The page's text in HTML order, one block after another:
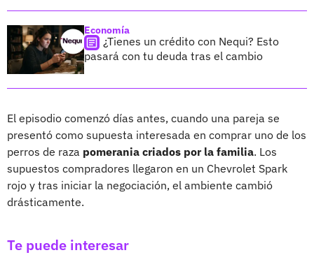
Economía
¿Tienes un crédito con Nequi? Esto
pasará con tu deuda tras el cambio
El episodio comenzó días antes, cuando una pareja se
presentó como supuesta interesada en comprar uno de los
perros de raza pomerania criados por la familia. Los
supuestos compradores llegaron en un Chevrolet Spark
rojo y tras iniciar la negociación, el ambiente cambió
drásticamente.
Te puede interesar